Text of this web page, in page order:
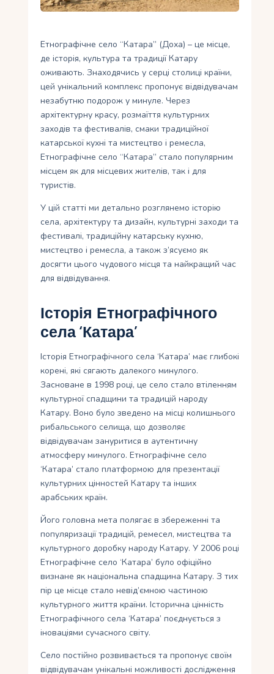
Етнографічне село “Катара” (Доха) – це місце,
де історія, культура та традиції Катару
оживають. Знаходячись у серці столиці країни,
цей унікальний комплекс пропонує відвідувачам
незабутню подорож у минуле. Через
архітектурну красу, розмаїття культурних
заходів та фестивалів, смаки традиційної
катарської кухні та мистецтво і ремесла,
Етнографічне село “Катара” стало популярним
місцем як для місцевих жителів, так і для
туристів.
У цій статті ми детально розглянемо історію
села, архітектуру та дизайн, культурні заходи та
фестивалі, традиційну катарську кухню,
мистецтво і ремесла, а також з’ясуємо як
досягти цього чудового місця та найкращий час
для відвідування.
Історія Етнографічного
села ‘Катара’
Історія Етнографічного села ‘Катара’ має глибокі
корені, які сягають далекого минулого.
Засноване в 1998 році, це село стало втіленням
культурної спадщини та традицій народу
Катару. Воно було зведено на місці колишнього
рибальського селища, що дозволяє
відвідувачам зануритися в аутентичну
атмосферу минулого. Етнографічне село
‘Катара’ стало платформою для презентації
культурних цінностей Катару та інших
арабських країн.
Його головна мета полягає в збереженні та
популяризації традицій, ремесел, мистецтва та
культурного доробку народу Катару. У 2006 році
Етнографічне село ‘Катара’ було офіційно
визнане як національна спадщина Катару. З тих
пір це місце стало невід’ємною частиною
культурного життя країни. Історична цінність
Етнографічного села ‘Катара’ поєднується з
іноваціями сучасного світу.
Село постійно розвивається та пропонує своїм
відвідувачам унікальні можливості дослідження